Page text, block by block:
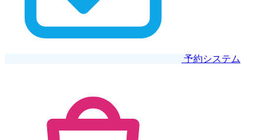
予約システム